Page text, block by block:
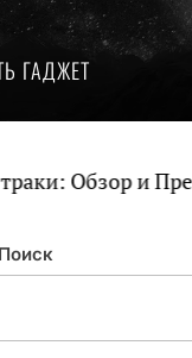
ГАДЖЕТ
и
Поиск